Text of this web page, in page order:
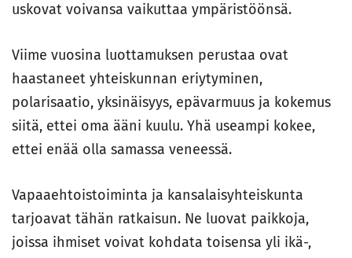
uskovat voivansa vaikuttaa ympäristöönsä.
Viime vuosina luottamuksen perustaa ovat
haastaneet yhteiskunnan eriytyminen,
polarisaatio, yksinäisyys, epävarmuus ja kokemus
siitä, ettei oma ääni kuulu. Yhä useampi kokee,
ettei enää olla samassa veneessä.
Vapaaehtoistoiminta ja kansalaisyhteiskunta
tarjoavat tähän ratkaisun. Ne luovat paikkoja,
joissa ihmiset voivat kohdata toisensa yli ikä-,